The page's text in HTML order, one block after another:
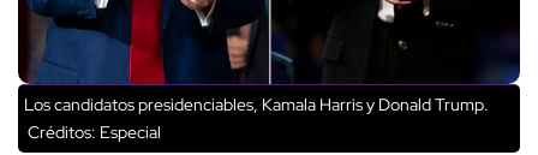
Los candidatos presidenciables, Kamala Harris y Donald Trump.
Créditos: Especial